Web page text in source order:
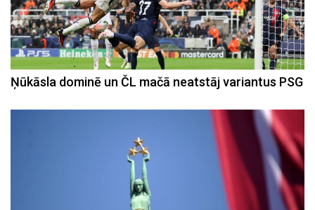
Ņūkāsla dominē un ČL mačā neatstāj variantus PSG